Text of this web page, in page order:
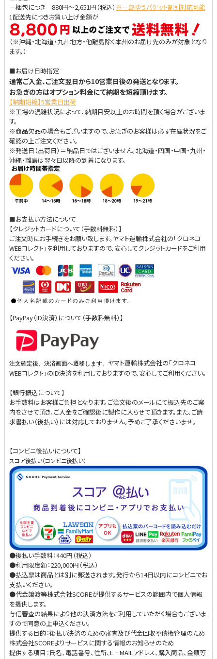
一梱包につき 880円～2,651円（税込） ※一部ゆうパケット割引対応可能
1配送先につきお買い上げ金額が
（※沖縄・北海道・九州地方・他離島除く本州のお届け先のみが対象となり
ます。）
■お届け日時指定
通常ご入金、ご注文翌日から10営業日後の発送となります。
お急ぎの方はオプション料金にて納期を短縮頂けます。
【納期短縮】5営業日出荷
※工場の混雑状況によって、納期目安以上のお時間を頂く場合がございま
す。
※商品欠品の場合もございますので、お急ぎのお客様は必ず在庫状況をご
確認の上ご注文ください。
※発送日（出荷日）＝納品日ではございません。北海道・四国・中国・九州・
沖縄・離島は翌々日以降の到着になります。
■お支払い方法について
【クレジットカードについて（手数料無料）】
ご注文時にお手続きをお願い致します。ヤマト運輸株式会社の「クロネコ
WEBコレクト」を利用しておりますので、安心してクレジットカードをご利用
ください。
【PayPay（ID決済）について（手数料無料）】
注文確定後、決済画面へ遷移します。 ヤマト運輸株式会社の「クロネコ
WEBコレクト」のID決済を利用しておりますので、安心してご利用ください。
【銀行振込について】
お手数料はお客様ご負担となります。ご注文後のメールにて振込先のご案
内をさせて頂き、ご入金をご確認後に製作に入らせて頂きます。また、ご請
求書払い（後払い）には対応しておりません。予めご了承くださいませ。
【コンビニ後払いについて】
スコア後払い（コンビニ後払い）
●後払い手数料：440円（税込）
●利用限度額：220,000円（税込）
●払込票は商品とは別に郵送されます。発行から14日以内にコンビニでお
支払いください。
●代金譲渡等株式会社SCOREが提供するサービスの範囲内で個人情報
を提供します。
与信審査の結果により他の決済方法をご利用していただく場合もございま
すので同意の上申込ください。
提供する目的：後払い決済のための審査及び代金回収や債権管理のため
株式会社SCOREよりサービスに関する情報のお知らせのため
提供する項目：氏名、電話番号、住所、E‐MAILアドレス、購入商品、金額等